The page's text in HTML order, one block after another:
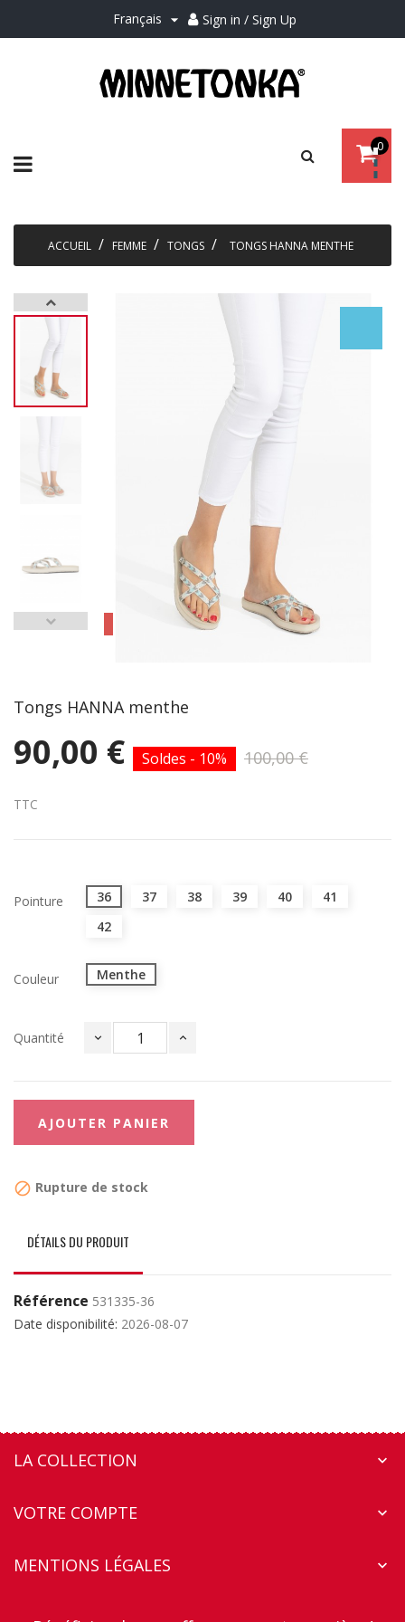
Français  Sign in / Sign Up
navigation
0
ACCUEIL FEMME TONGS TONGS HANNA MENTHE
Tongs HANNA menthe
90,00 € Soldes - 10% 100,00 €
TTC
Pointure 36 37 38 39 40
41
42
Couleur Menthe
Quantité
AJOUTER PANIER
 Rupture de stock
DÉTAILS DU PRODUIT
Référence 531335-36
Date disponibilité: 2026-08-07
LA COLLECTION 
VOTRE COMPTE 
MENTIONS LÉGALES 